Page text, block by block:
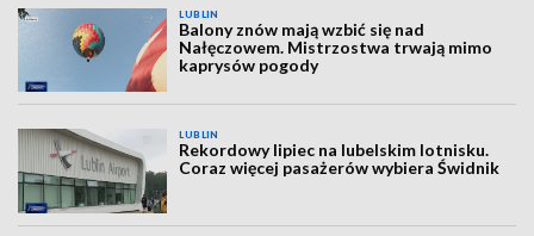
LUBLIN
Balony znów mają wzbić się nad
Nałęczowem. Mistrzostwa trwają mimo
kaprysów pogody
LUBLIN
Rekordowy lipiec na lubelskim lotnisku.
Coraz więcej pasażerów wybiera Świdnik